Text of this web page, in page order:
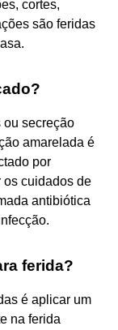
cortes,
são feridas
ou secreção
amarelada é
por
os cuidados de
antibiótica
ferida?
é aplicar um
na ferida